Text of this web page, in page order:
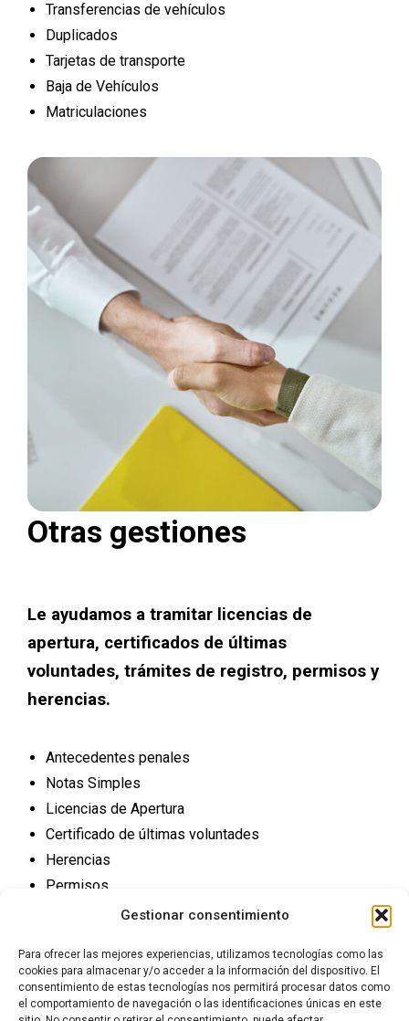
Gestionar consentimiento
Para ofrecer las mejores experiencias, utilizamos tecnologías como las
cookies para almacenar y/o acceder a la información del dispositivo. El
consentimiento de estas tecnologías nos permitirá procesar datos como
el comportamiento de navegación o las identificaciones únicas en este
Transferencias de vehículos
Duplicados
Tarjetas de transporte
Baja de Vehículos
Matriculaciones
Otras gestiones
Le ayudamos a tramitar licencias de
apertura, certificados de últimas
voluntades, trámites de registro, permisos y
herencias.
Antecedentes penales
Notas Simples
Licencias de Apertura
Certificado de últimas voluntades
Herencias
Permisos
Trámites Registro